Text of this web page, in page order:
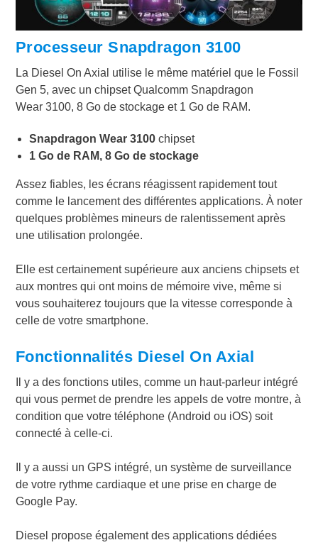
Processeur Snapdragon 3100
La Diesel On Axial utilise le même matériel que le Fossil
Gen 5, avec un chipset Qualcomm Snapdragon
Wear 3100, 8 Go de stockage et 1 Go de RAM.
Snapdragon Wear 3100 chipset
1 Go de RAM, 8 Go de stockage
Assez fiables, les écrans réagissent rapidement tout
comme le lancement des différentes applications. À noter
quelques problèmes mineurs de ralentissement après
une utilisation prolongée.
Elle est certainement supérieure aux anciens chipsets et
aux montres qui ont moins de mémoire vive, même si
vous souhaiterez toujours que la vitesse corresponde à
celle de votre smartphone.
Fonctionnalités Diesel On Axial
Il y a des fonctions utiles, comme un haut-parleur intégré
qui vous permet de prendre les appels de votre montre, à
condition que votre téléphone (Android ou iOS) soit
connecté à celle-ci.
Il y a aussi un GPS intégré, un système de surveillance
de votre rythme cardiaque et une prise en charge de
Google Pay.
Diesel propose également des applications dédiées